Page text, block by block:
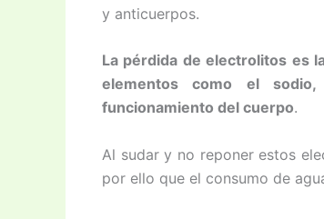
y anticuerpos.
La pérdida de electrolitos es
elementos como el
funcionamiento del cuerpo.
Al sudar y no reponer estos
por ello que el consumo de